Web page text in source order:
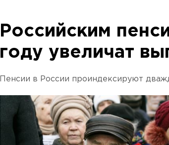
Российским
году увеличат
Пенсии в России проиндексируют